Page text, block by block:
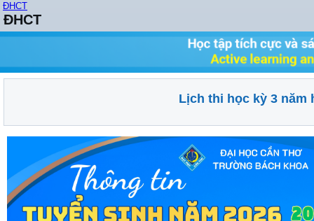
ĐHCT
ĐHCT
Lịch thi học kỳ 3 năm